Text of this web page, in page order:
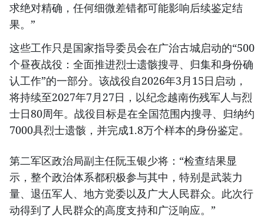
求绝对精确，任何细微差错都可能影响后续鉴定结
果。”
这些工作只是国家指导委员会在广治古城启动的“500
个昼夜战役：全面推进烈士遗骸搜寻、归集和身份确
认工作”的一部分。该战役自2026年3月15日启动，
将持续至2027年7月27日，以纪念越南伤残军人与烈
士日80周年。战役目标是在全国范围内搜寻、归纳约
7000具烈士遗骸，并完成1.8万个样本的身份鉴定。
第二军区政治局副主任阮玉银少将：“检查结果显
示，整个政治体系都积极参与其中，特别是武装力
量、退伍军人、地方党委以及广大人民群众。此次行
动得到了人民群众的高度支持和广泛响应。”